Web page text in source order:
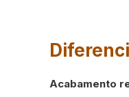
Acabamento